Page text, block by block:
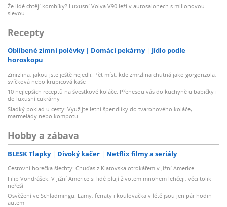
Že lidé chtějí kombíky? Luxusní Volva V90 leží v autosalonech s milionovou
slevou
Recepty
Oblíbené zimní polévky Domácí pekárny
Jídlo podle
horoskopu
Zmrzlina, jakou jste ještě nejedli! Pět míst, kde zmrzlina chutná jako gorgonzola,
svíčková nebo krupicová kaše
10 nejlepších receptů na švestkové koláče: Přenesou vás do kuchyně u babičky i
do luxusní cukrárny
Sladký poklad u cesty: Využijte letní špendlíky do tvarohového koláče,
marmelády nebo kompotu
Hobby a zábava
BLESK Tlapky Divoký kačer Netflix filmy a seriály
Cestovní horečka šlechty: Chuďas z Klatovska otrokářem v Jižní Americe
Filip Vondrášek: V Jižní Americe si lidé plují životem mnohem lehčeji, věci tolik
neřeší
Osvěžení ve Schladmingu: Lamy, ferraty i koulovačka v létě jsou jen pár hodin
autem